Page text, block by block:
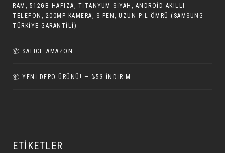
RAM, 512GB HAFIZA, TITANYUM SIYAH, ANDROID AKILLI
TELEFON, 200MP KAMERA, S PEN, UZUN PIL ÖMRÜ (SAMSUNG
TÜRKIYE GARANTILI)
📦 SATICI: AMAZON
📦 YENI DEPO ÜRÜNÜ! — %53 İNDIRIM
ETIKETLER